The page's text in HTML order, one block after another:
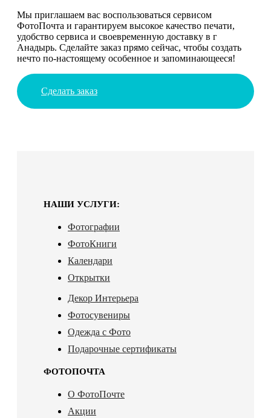
Мы приглашаем вас воспользоваться сервисом
ФотоПочта и гарантируем высокое качество печати,
удобство сервиса и своевременную доставку в г
Анадырь. Сделайте заказ прямо сейчас, чтобы создать
нечто по-настоящему особенное и запоминающееся!
Сделать заказ
НАШИ УСЛУГИ:
Фотографии
ФотоКниги
Календари
Открытки
Декор Интерьера
Фотосувениры
Одежда с Фото
Подарочные сертификаты
ФОТОПОЧТА
О ФотоПочте
Акции